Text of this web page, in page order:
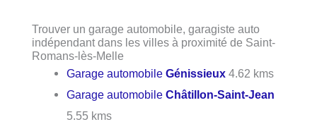
Trouver un garage automobile, garagiste auto
indépendant dans les villes à proximité de Saint-
Romans-lès-Melle
Garage automobileGénissieux 4.62 kms
Garage automobileChâtillon-Saint-Jean
5.55 kms